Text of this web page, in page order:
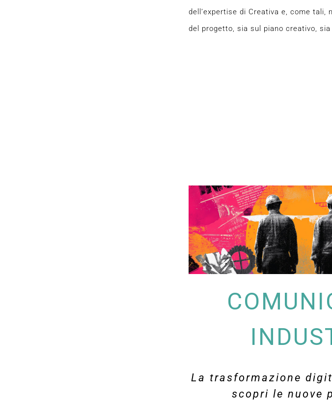
dell’expertise di Creativa e, come tali,
del progetto, sia sul piano creativo, sia
La trasformazione
scopri le nuove